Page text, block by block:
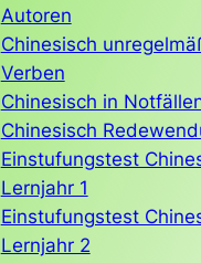
Autoren
Chinesisch
Verben
Chinesisch in
Chinesisch
Einstufungstest
Lernjahr 1
Einstufungstest
Lernjahr 2